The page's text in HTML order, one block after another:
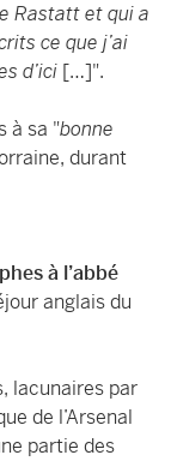
Rastatt et qui a
ce que j’ai
d’ici […]".
à sa "bonne
durant
à l’abbé
anglais du
lacunaires par
de l’Arsenal
partie des